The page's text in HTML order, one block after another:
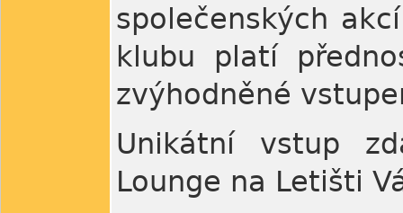
společenských
klubu platí
zvýhodněné
Unikátní vstup
Lounge na Letišti